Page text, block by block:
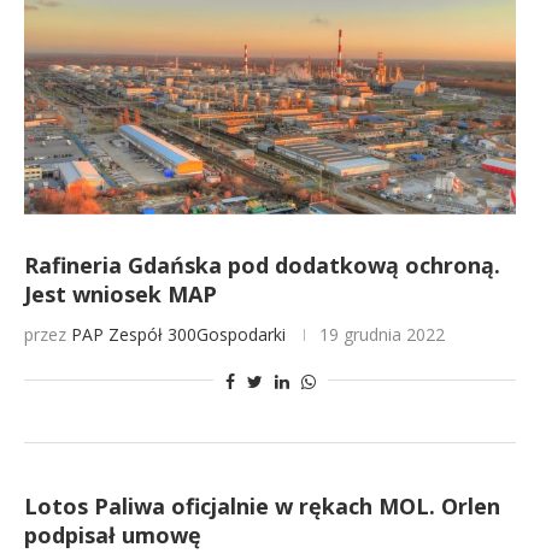
Rafineria Gdańska pod dodatkową ochroną.
Jest wniosek MAP
przez PAP Zespół 300Gospodarki 19 grudnia 2022
Lotos Paliwa oficjalnie w rękach MOL. Orlen
podpisał umowę